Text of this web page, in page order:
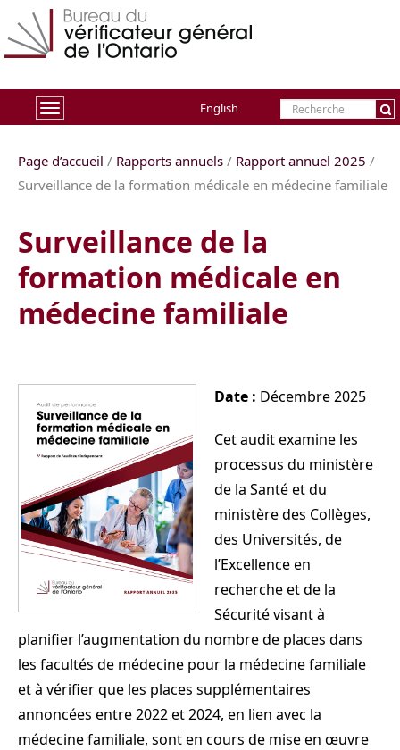
English
Basculer
navigation
Page d’accueil / Rapports annuels / Rapport annuel 2025 /
Surveillance de la formation médicale en médecine familiale
Surveillance de la
formation médicale en
médecine familiale
Date : Décembre 2025
Cet audit examine les
processus du ministère
de la Santé et du
ministère des Collèges,
des Universités, de
l’Excellence en
recherche et de la
Sécurité visant à
planifier l’augmentation du nombre de places dans
les facultés de médecine pour la médecine familiale
et à vérifier que les places supplémentaires
annoncées entre 2022 et 2024, en lien avec la
médecine familiale, sont en cours de mise en œuvre